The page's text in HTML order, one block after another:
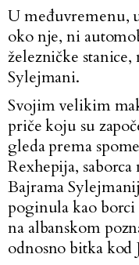
U međuvremenu,
oko nje, ni
železničke
Sylejmani.
Svojim velikim
priče koju su
gleda prema
Rexhepija,
Bajrama
poginula kao borci
na albanskom
odnosno bitka kod